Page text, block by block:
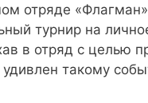
отряде «Флагман»
турнир на
в отряд с целью
такому